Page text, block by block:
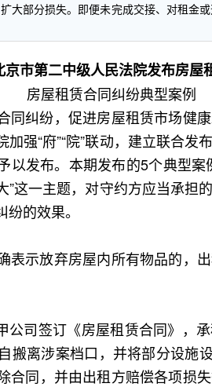
大部分损失。即便未完成交接、对租金
市第二中级人民法院发布房屋
房屋租赁合同纠纷典型案例
纠纷，促进房屋租赁市场健
强“府”“院”联动，建立联合发
以发布。本期发布的5个典型
”这一主题，对守约方应当承担
的效果。
示放弃房屋内所有物品的，
司签订《房屋租赁合同》，
搬离涉案档口，并将部分设施
合同，并由出租方赔偿各项损